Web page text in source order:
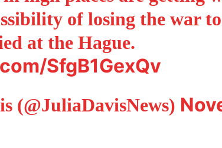
of losing the war
at the Hague.
SfgB1GexQv
(@JuliaDavisNews)